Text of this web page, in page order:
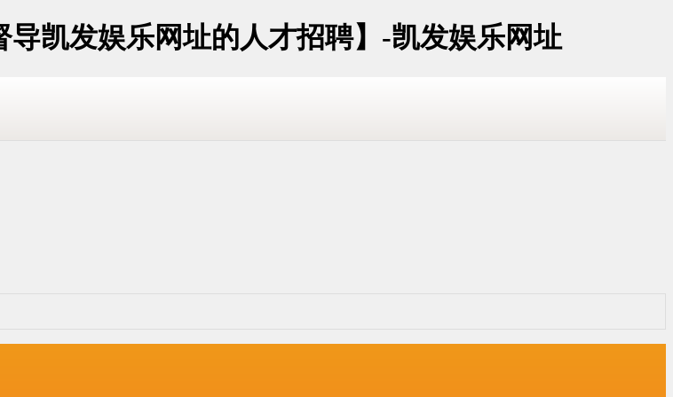
导凯发娱乐网址的人才招聘】-凯发娱乐网址